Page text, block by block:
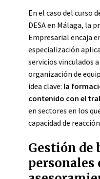
En el caso del curso
DESA en Málaga, la
Empresarial encaja
especialización
servicios vinculados
organización de
idea clave: la
contenido con el
en sectores en los
capacidad de
Gestión de
personales